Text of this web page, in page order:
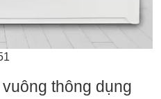
thông dụng